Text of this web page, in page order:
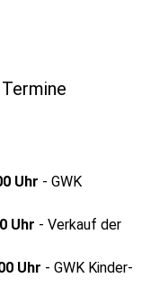
Uhr - GWK
Uhr - Verkauf der
Uhr - GWK Kinder-